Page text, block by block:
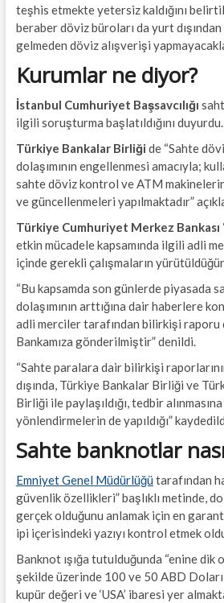
teşhis etmekte yetersiz kaldığını
beraber döviz büroları da yurt
gelmeden döviz alışverişi
Kurumlar ne diyor?
İstanbul Cumhuriyet Başsavcılığı
ilgili soruşturma başlatıldığını duyurdu.
Türkiye Bankalar Birliği de “Sahte
dolaşımının engellenmesi amacıyla;
sahte döviz kontrol ve ATM
ve güncellenmeleri yapılmaktadır”
Türkiye Cumhuriyet Merkez Bankası
etkin mücadele kapsamında ilgili adli
içinde gerekli çalışmaların
“Bu kapsamda son günlerde piyasada
dolaşımının arttığına dair haberlere
adli merciler tarafından bilirkişi raporu
Bankamıza gönderilmiştir” denildi.
“Sahte paralara dair bilirkişi
dışında, Türkiye Bankalar Birliği ve
Birliği ile paylaşıldığı, tedbir
yönlendirmelerin de yapıldığı”
Sahte banknotlar
Emniyet Genel Müdürlüğü tarafından
güvenlik özellikleri” başlıklı metinde,
gerçek olduğunu anlamak için en
ipi içerisindeki yazıyı kontrol etmek
Banknot ışığa tutulduğunda “enine
şekilde üzerinde 100 ve 50 ABD
kupür değeri ve ‘USA’ ibaresi yer